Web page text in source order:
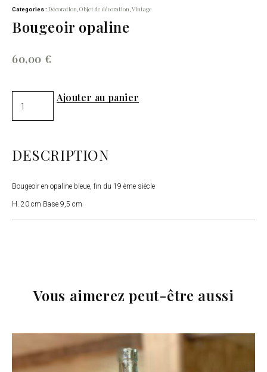
Categories : Décoration Objet de décoration Vintage
Bougeoir opaline
60,00 €
Ajouter au panier
DESCRIPTION
Bougeoir en opaline bleue, fin du 19 ème siècle
H. 20 cm Base 9,5 cm
Vous aimerez peut-être aussi